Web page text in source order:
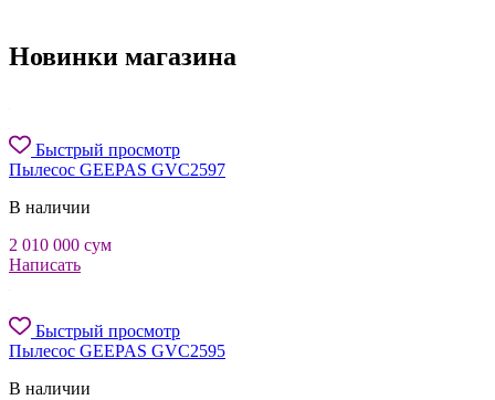
Новинки магазина
Быстрый просмотр
Пылесос GEEPAS GVC2597
В наличии
2 010 000 сум
Написать
Быстрый просмотр
Пылесос GEEPAS GVC2595
В наличии